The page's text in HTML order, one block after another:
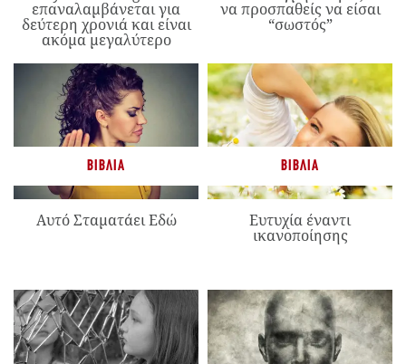
επαναλαμβάνεται για
δεύτερη χρονιά και είναι
ακόμα μεγαλύτερο
να προσπαθείς να είσαι
“σωστός”
ΒΙΒΛΊΑ
Αυτό Σταματάει Εδώ
ΒΙΒΛΊΑ
Ευτυχία έναντι
ικανοποίησης